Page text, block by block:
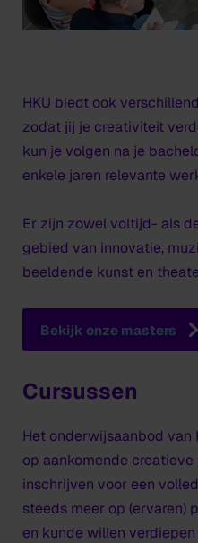
HKU biedt ook
zodat jij je creativiteit
kun je volgen na je
enkele jaren relevante
Er zijn zowel voltijd- als
gebied van innovatie,
beeldende kunst en
Bekijk onze masters
Cursussen
Het onderwijsaanbod van
op aankomende
inschrijven voor een
steeds meer op (ervaren)
en kunde willen